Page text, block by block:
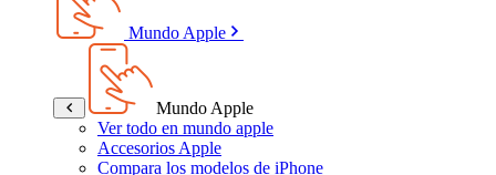
Mundo Apple
Mundo Apple
Ver todo en mundo apple
Accesorios Apple
Compara los modelos de iPhone